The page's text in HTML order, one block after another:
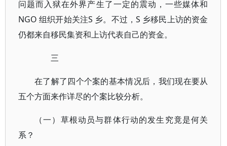
问题而入狱在外界产生了一定的震动，一些媒体和
NGO 组织开始关注S 乡。不过，S 乡移民上访的资金
仍都来自移民集资和上访代表自己的资金。
三
在了解了四个个案的基本情况后，我们现在要从
五个方面来作详尽的个案比较分析。
（一）草根动员与群体行动的发生究竟是何关
系？